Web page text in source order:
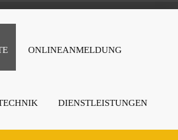
ONLINEANMELDUNG
DIENSTLEISTUNGEN